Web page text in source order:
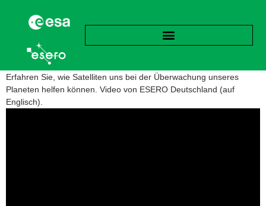
Erfahren Sie, wie Satelliten uns bei der Überwachung unseres
Planeten helfen können. Video von ESERO Deutschland (auf
Englisch).